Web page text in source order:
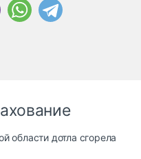
области дотла сгорела